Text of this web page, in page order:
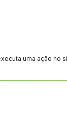
uma ação no